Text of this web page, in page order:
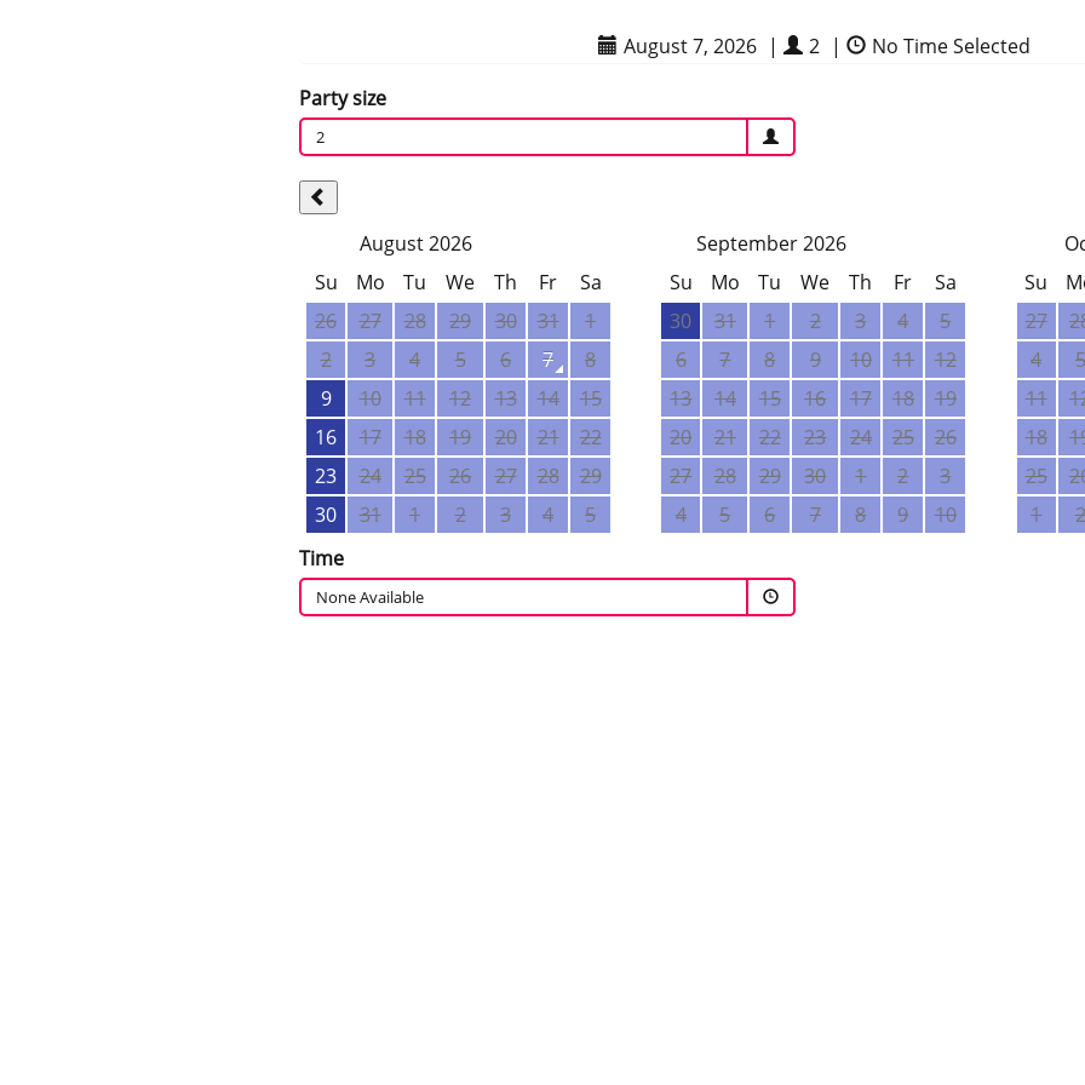
August 7, 2026 | 2 |
No Time Selected
Party size
2
August 2026
Su
Mo Tu We Th Fr
Sa
26
27 28 29 30 31
1
2
3 4 5 6 7
8
9
10 11 12 13 14
15
16
17 18 19 20 21
22
23
24 25 26 27 28
29
30
31 1 2 3 4 5
September 2026
Su
Mo Tu We Th Fr
Sa
30
31 1 2 3 4
5
6
7 8 9 10 11
12
13
14 15 16 17 18
19
20
21 22 23 24 25
26
27
28 29 30 1 2
3
4
5 6 7 8 9 10
Su
27
4
5
11
18
25
1
2
Time
None Available